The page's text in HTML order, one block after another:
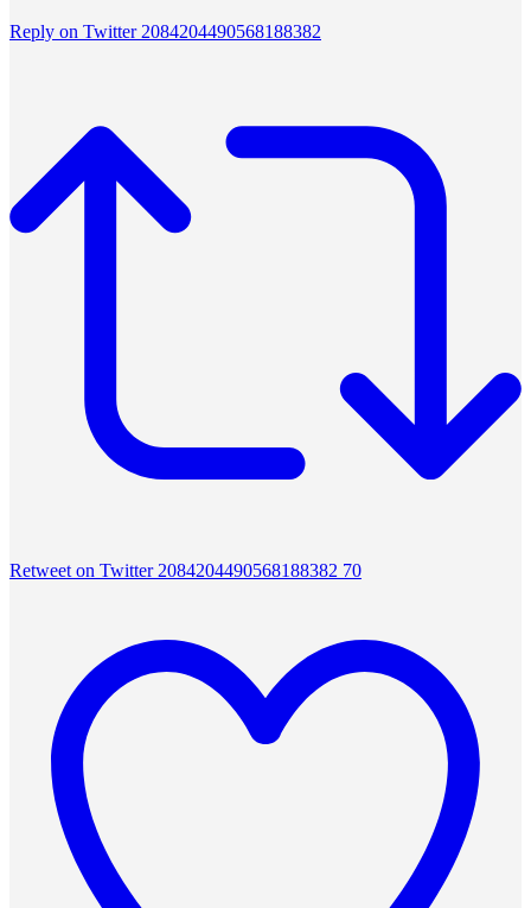
Reply on Twitter 2084204490568188382
Retweet on Twitter 2084204490568188382 70